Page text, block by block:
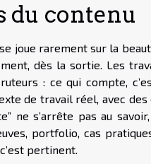
du contenu
joue rarement sur la
dès la sortie. Les
: ce qui compte,
de travail réel, avec
ne s’arrête pas au
portfolio, cas
pertinent.